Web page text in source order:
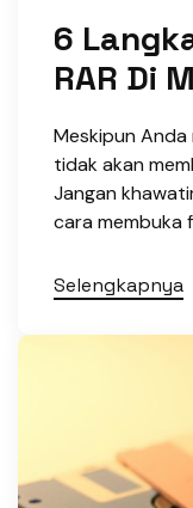
6
RAR Di
Meskipun
tidak akan
Jangan
cara membuka
Selengkapnya